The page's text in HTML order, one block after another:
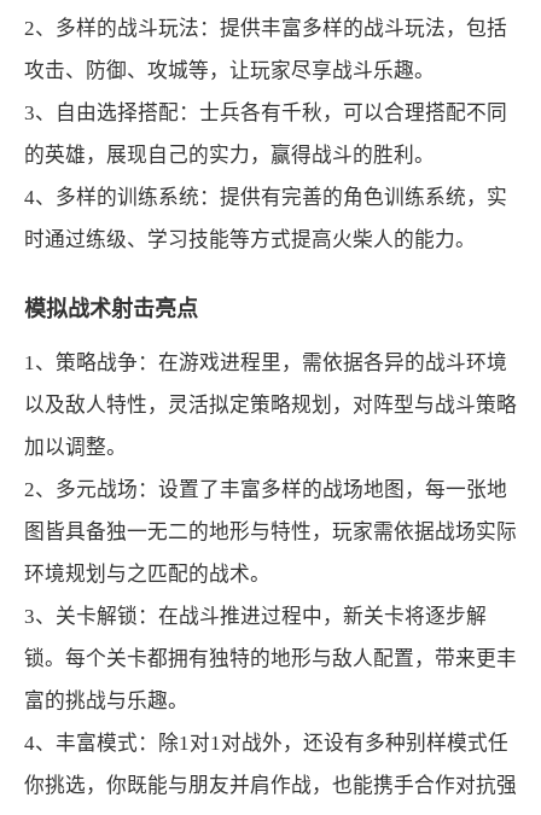
2、多样的战斗玩法：提供丰富多样的战斗玩法，包括
攻击、防御、攻城等，让玩家尽享战斗乐趣。
3、自由选择搭配：士兵各有千秋，可以合理搭配不同
的英雄，展现自己的实力，赢得战斗的胜利。
4、多样的训练系统：提供有完善的角色训练系统，实
时通过练级、学习技能等方式提高火柴人的能力。
模拟战术射击亮点
1、策略战争：在游戏进程里，需依据各异的战斗环境
以及敌人特性，灵活拟定策略规划，对阵型与战斗策略
加以调整。
2、多元战场：设置了丰富多样的战场地图，每一张地
图皆具备独一无二的地形与特性，玩家需依据战场实际
环境规划与之匹配的战术。
3、关卡解锁：在战斗推进过程中，新关卡将逐步解
锁。每个关卡都拥有独特的地形与敌人配置，带来更丰
富的挑战与乐趣。
4、丰富模式：除1对1对战外，还设有多种别样模式任
你挑选，你既能与朋友并肩作战，也能携手合作对抗强